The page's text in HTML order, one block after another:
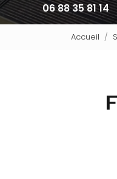
06 88 35 81 14
Accueil